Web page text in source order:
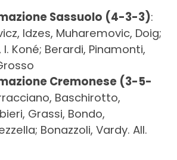
Sassuolo (4-3-3):
Idzes, Muharemovic, Doig;
Koné; Berardi, Pinamonti,
Cremonese (3-5-
Baschirotto,
Grassi, Bondo,
Bonazzoli, Vardy. All.